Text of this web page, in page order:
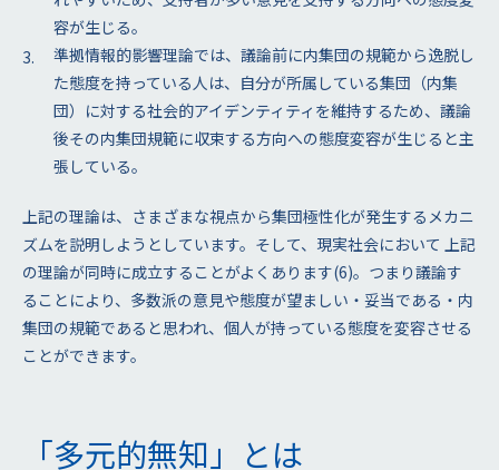
容が生じる。
準拠情報的影響理論では、議論前に内集団の規範から逸脱し
た態度を持っている人は、自分が所属している集団（内集
団）に対する社会的アイデンティティを維持するため、議論
後その内集団規範に収束する方向への態度変容が生じると主
張している。
上記の理論は、さまざまな視点から集団極性化が発生するメカニ
ズムを説明しようとしています。そして、現実社会において 上記
の理論が同時に成立することがよくあります(6)。つまり議論す
ることにより、多数派の意見や態度が望ましい・妥当である・内
集団の規範であると思われ、個人が持っている態度を変容させる
ことができます。
「多元的無知」とは